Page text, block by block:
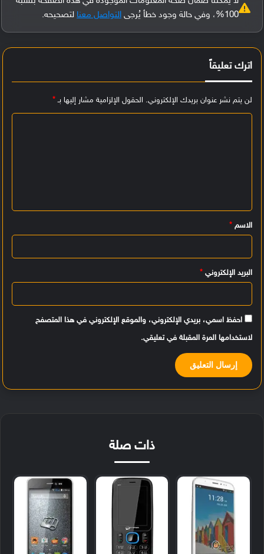
100%، وفي حالة وجود خطأ يُرجى
التواصل معنا لتصحيحه.
اترك تعليقاً
لن يتم نشر عنوان بريدك الإلكتروني. الحقول الإلزامية مشار إليها بـ*
ي
ق
الاسم *
البريد الإلكتروني *
احفظ اسمي، بريدي الإلكتروني، والموقع الإلكتروني في هذا المتصفح
لاستخدامها المرة المقبلة في تعليقي.
ذات صلة